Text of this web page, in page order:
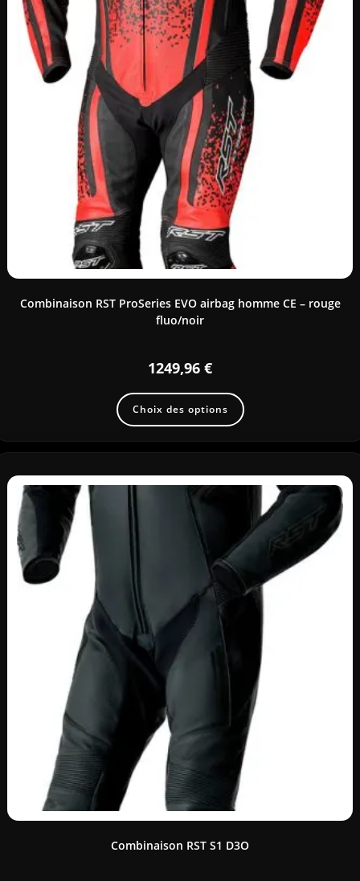
Combinaison RST ProSeries EVO airbag homme CE – rouge
fluo/noir
1249,96 €
Choix des options
Combinaison RST S1 D3O